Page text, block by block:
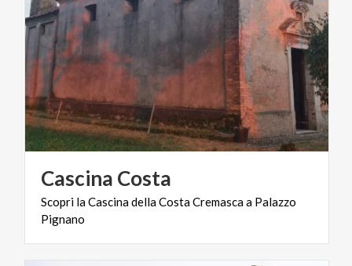
Cascina Costa
Scopri laCascinadellaCostaCremascaa Palazzo
Pignano